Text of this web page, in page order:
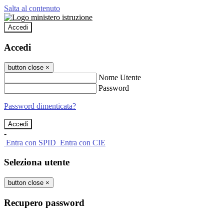
Salta al contenuto
Accedi
Accedi
button close ×
Nome Utente
Password
Password dimenticata?
-
Entra con SPID Entra con CIE
Seleziona utente
button close ×
Recupero password